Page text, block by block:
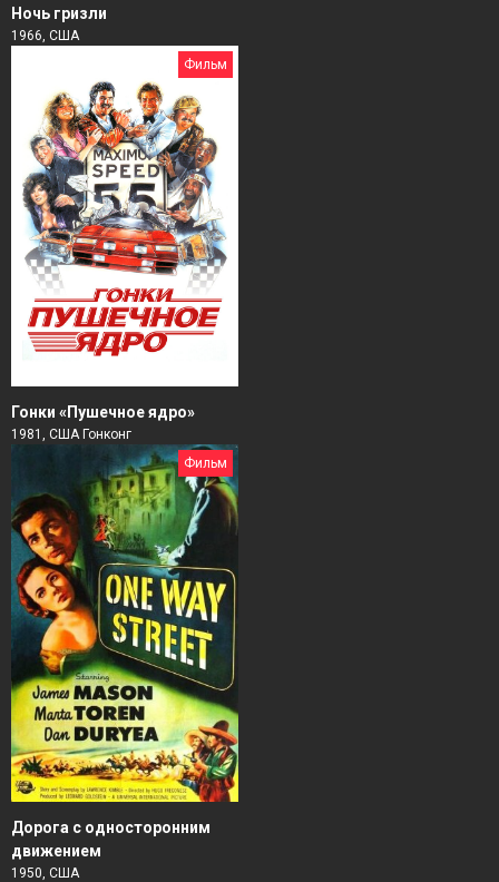
Ночь гризли
1966, США
Фильм
Гонки «Пушечное ядро»
1981, США Гонконг
Фильм
Дорога с односторонним
движением
1950, США